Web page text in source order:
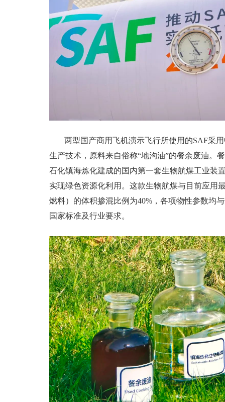
两型国产商用飞机演示飞行所使用的SAF采
生产技术，原料来自俗称“地沟油”的餐余废油。
石化镇海炼化建成的国内第一套生物航煤工业装
实现绿色资源化利用。这款生物航煤与目前应用
燃料）的体积掺混比例为40%，各项物性参数均
国家标准及行业要求。